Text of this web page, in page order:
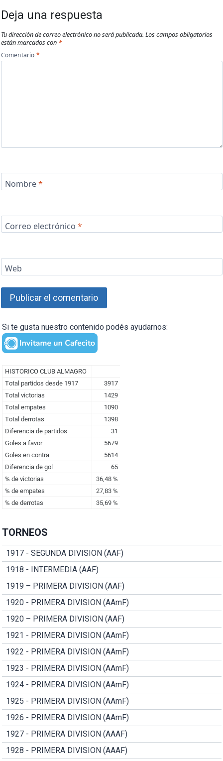
Deja una respuesta
Tu dirección de correo electrónico no será publicada. Los campos obligatorios
están marcados con *
Comentario *
Nombre*
Correo electrónico *
Web
Si te gusta nuestro contenido podés ayudarnos:
TORNEOS
1917 - SEGUNDA DIVISION (AAF)
1918 - INTERMEDIA (AAF)
1919 – PRIMERA DIVISION (AAF)
1920 - PRIMERA DIVISION (AAmF)
1920 – PRIMERA DIVISION (AAF)
1921 - PRIMERA DIVISION (AAmF)
1922 - PRIMERA DIVISION (AAmF)
1923 - PRIMERA DIVISION (AAmF)
1924 - PRIMERA DIVISION (AAmF)
1925 - PRIMERA DIVISION (AAmF)
1926 - PRIMERA DIVISION (AAmF)
1927 - PRIMERA DIVISION (AAAF)
1928 - PRIMERA DIVISION (AAAF)